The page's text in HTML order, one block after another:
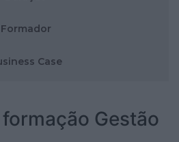
Formador
Case
Gestão